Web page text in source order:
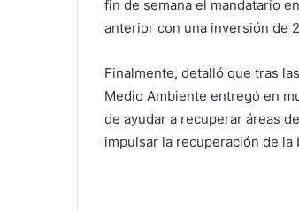
fin de semana el mandatario
anterior con una inversión de
Finalmente, detalló que tras
Medio Ambiente entregó en
de ayudar a recuperar áreas
impulsar la recuperación de la